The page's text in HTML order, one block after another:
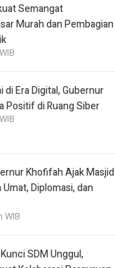
Semangat
Murah dan Pembagian
Era Digital, Gubernur
Positif di Ruang Siber
Khofifah Ajak Masjid
Diplomasi, dan
WIB
SDM Unggul,